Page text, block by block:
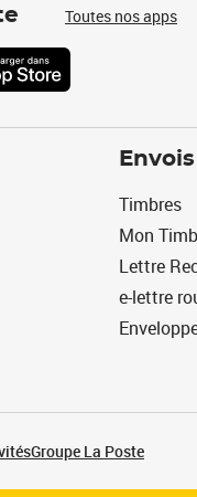
Toutes nos apps
Timbres
Mon
Lettre
e-lettre
Groupe La Poste